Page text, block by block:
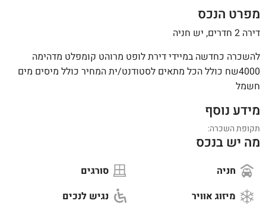
מפרט הנכס
דירה 2 חדרים, יש חניה
להשכרה כחדשה במיידי דירת לופט מרוהט קומפלט מדהימה
4000שח כולל הכל מתאים לסטודנט/ית המחיר כולל מיסים מים
חשמל
מידע נוסף
תקופת השכרה:
מה יש בנכס
חניה
סורגים
מיזוג אוויר
נגיש לנכים